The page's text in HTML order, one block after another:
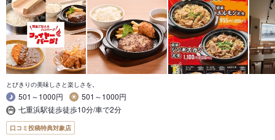
とびきりの美味しさと楽しさを。
501～1000円
501～1000円
七重浜駅徒歩徒歩10分/車で2分
口コミ投稿特典対象店